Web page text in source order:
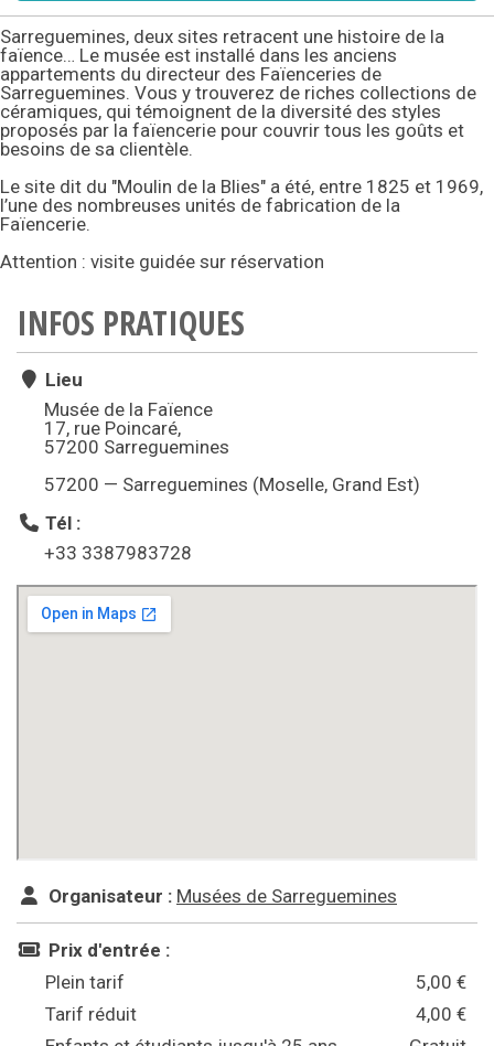
Sarreguemines, deux sites retracent une histoire de la
faïence… Le musée est installé dans les anciens
appartements du directeur des Faïenceries de
Sarreguemines. Vous y trouverez de riches collections de
céramiques, qui témoignent de la diversité des styles
proposés par la faïencerie pour couvrir tous les goûts et
besoins de sa clientèle.
Le site dit du "Moulin de la Blies" a été, entre 1825 et 1969,
l’une des nombreuses unités de fabrication de la
Faïencerie.
Attention : visite guidée sur réservation
INFOS PRATIQUES
Lieu
Musée de la Faïence
17, rue Poincaré,
57200 Sarreguemines
57200 — Sarreguemines (Moselle, Grand Est)
Tél :
+33 3387983728
Organisateur : Musées de Sarreguemines
Prix d'entrée :
Plein tarif
5,00 €
Tarif réduit
4,00 €